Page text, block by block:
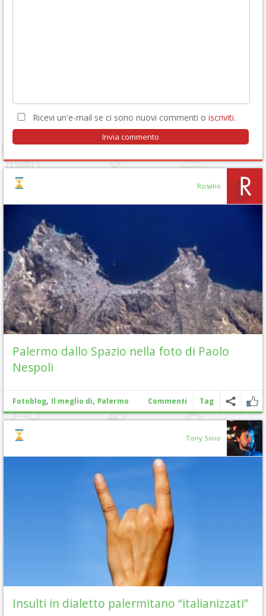
Ricevi un'e-mail se ci sono nuovi commenti o iscriviti.
Rosalio
Palermo dallo Spazio nella foto di Paolo
Nespoli
Fotoblog, Il meglio di, Palermo Commenti Tag
Tony Siino
Insulti in dialetto palermitano “italianizzati”